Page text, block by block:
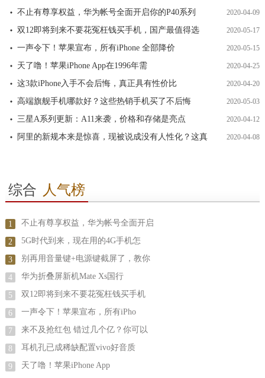
不止有尊享权益，华为帐号全面开启你的P40系列 2020-04-09
双12即将到来不要花冤枉钱买手机，国产最值得选 2020-05-17
一声令下！苹果宣布，所有iPhone 全部降价 2020-05-15
天了噜！苹果iPhone App在1996年需 2020-04-25
这3款iPhone入手不会后悔，真正具有性价比 2020-04-20
高端旗舰手机哪款好？这些热销手机买了不后悔 2020-05-03
三星A系列更新：A11来袭，价格和存储是亮点 2020-04-12
阿里的新规本来是惊喜，现被说成没有人性化？这真 2020-04-08
综合 人气榜
1 不止有尊享权益，华为帐号全面开启
2 5G时代到来，现在用的4G手机怎
3 别再用音量键+电源键截屏了，教你
4 华为折叠屏新机Mate Xs国行
5 双12即将到来不要花冤枉钱买手机
6 一声令下！苹果宣布，所有iPho
7 来不及抢红包 错过几个亿？你可以
8 耳机孔已成稀缺配置vivo好音质
9 天了噜！苹果iPhone App